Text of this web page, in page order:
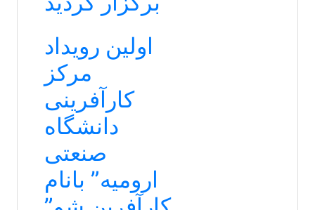
اولین رویداد
مرکز
کارآفرینی
دانشگاه
صنعتی
ارومیه” بانام